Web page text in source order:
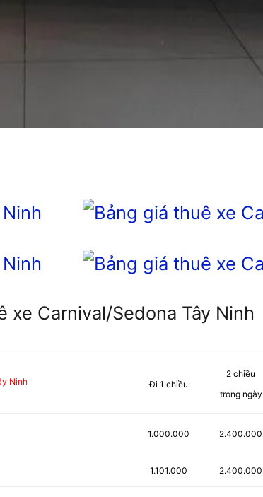
xe Carnival/Sedona Tây Ninh
Ninh Đi 1 chiều
2 chiều
trong ngày
1.000.000 2.400.000
1.101.000 2.400.000